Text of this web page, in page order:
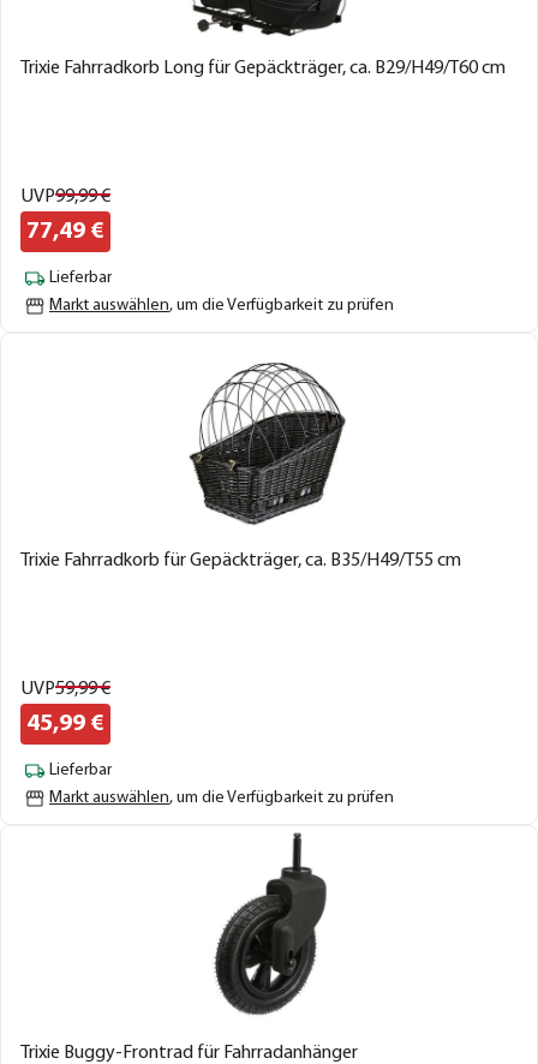
Trixie Fahrradkorb Long für Gepäckträger, ca. B29/H49/T60 cm
UVP99,99€
77,49 €
Lieferbar
Markt auswählen, um die Verfügbarkeit zu prüfen
Trixie Fahrradkorb für Gepäckträger, ca. B35/H49/T55 cm
UVP59,99€
45,99 €
Lieferbar
Markt auswählen, um die Verfügbarkeit zu prüfen
Trixie Buggy-Frontrad für Fahrradanhänger